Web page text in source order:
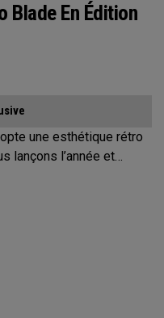
Blade En Édition
une esthétique rétro
lançons l’année et
2026 !